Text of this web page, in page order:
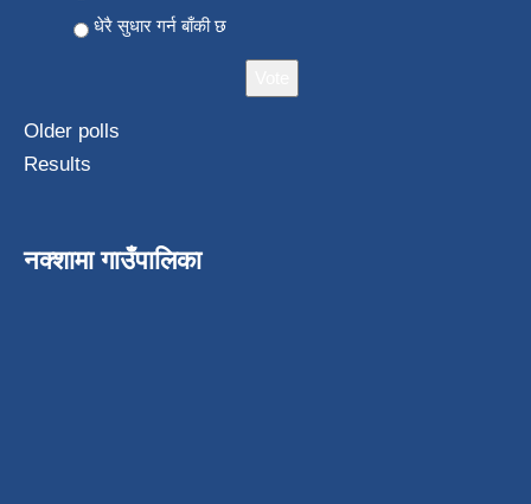
धेरै सुधार गर्न बाँकी छ
Older polls
Results
नक्शामा गाउँपालिका